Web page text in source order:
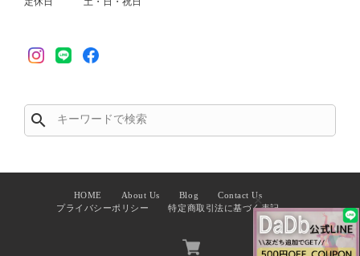
search
HOME About Us Blog
Contact Us
プライバシーポリシー
特定商取引法に基づく表記
✕